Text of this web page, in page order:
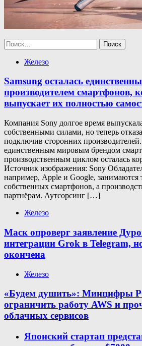
Найти:
Железо
Samsung осталась
производителем смартфонов,
выпускает их полностью
Компания Sony долгое время
собственными силами, но теперь
подключив сторонних
единственным мировым брендом
производственным циклом осталась
Источник изображения: Sony
например, Apple и Google, занимаются
собственных смартфонов, а
партнёрам. Аутсорсинг […]
Железо
Маск опроверг заявление
интеграции Grok в Telegram,
окончена
Железо
«Будем душить»: Минцифры
ограничить работу AWS и
облачных сервисов
Японский стартап